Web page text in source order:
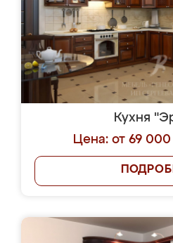
Кухня
Цена: от 69